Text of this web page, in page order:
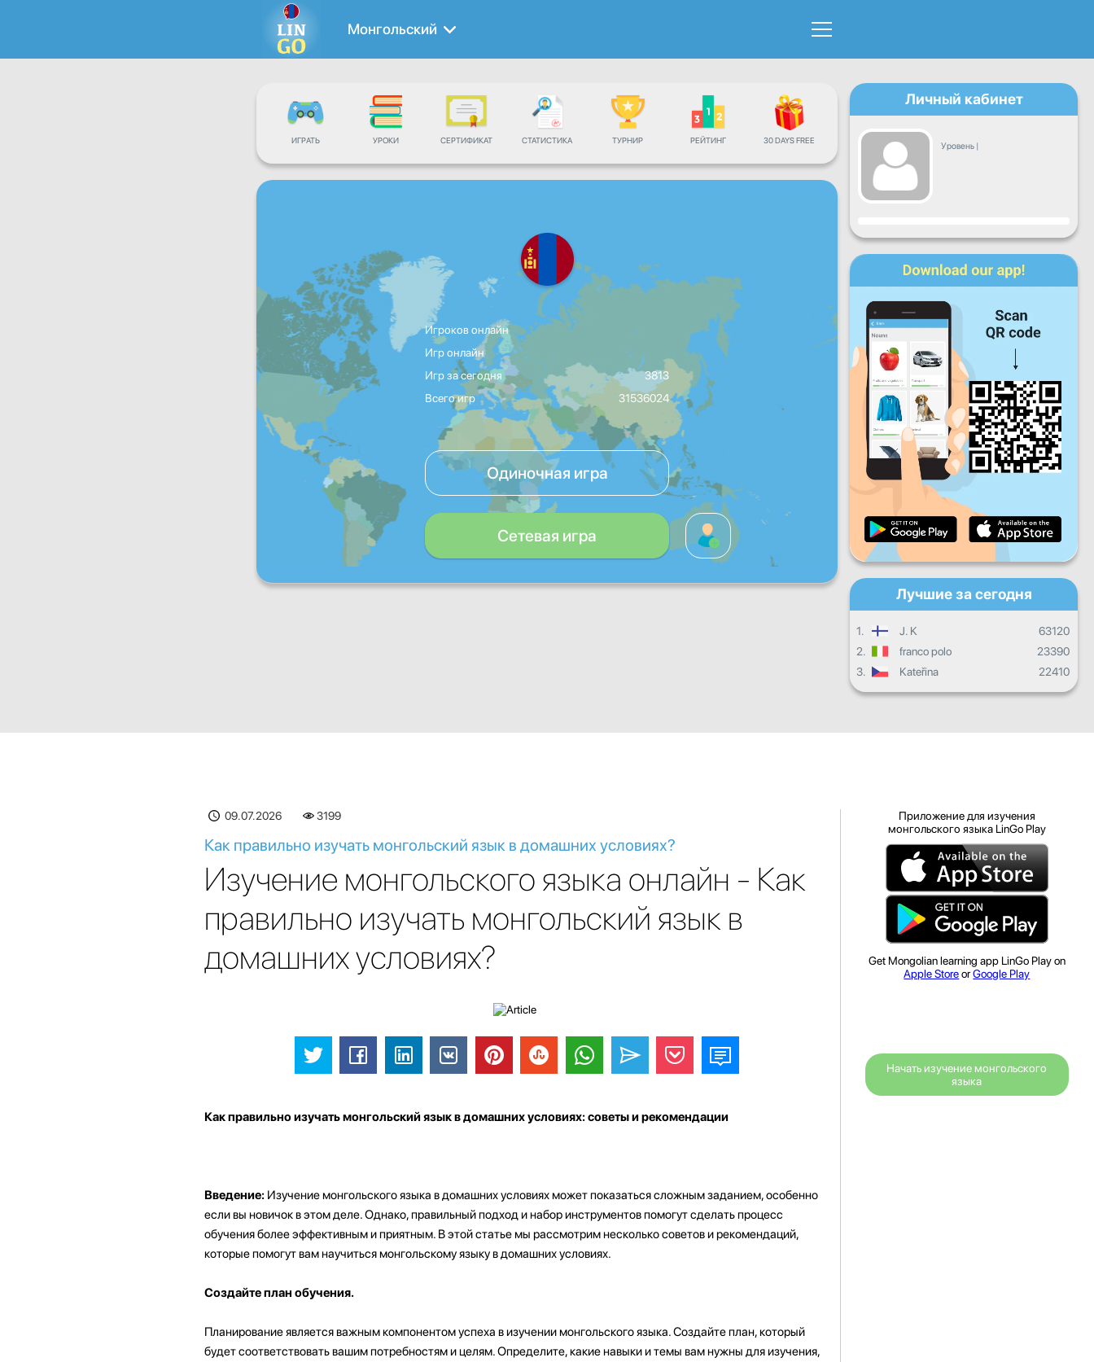
Монгольский
ИГРАТЬ УРОКИ СЕРТИФИКАТ СТАТИСТИКА ТУРНИР РЕЙТИНГ 30 DAYS FREE
Игроков онлайн
Игр онлайн
Игр за сегодня
3813
Всего игр
31536024
Одиночная игра
Сетевая игра
Личный кабинет
Уровень |
Прогресс
Пн Ср Чт
Сб Вс
Ежедневный прогресс
Ежемесячный прогресс
Общий прогресс
Лучшие за сегодня
1. J. K
63120
2.
franco polo
23390
3.
Kateřina 22410
09.07.2026 3199
Как правильно изучать монгольский язык в домашних условиях?
Изучение монгольского языка онлайн - Как
правильно изучать монгольский язык в
домашних условиях?
Как правильно изучать монгольский язык в домашних условиях: советы и рекомендации
Введение:Изучение монгольского языка в домашних условиях может показаться сложным заданием, особенно
если вы новичок в этом деле. Однако, правильный подход и набор инструментов помогут сделать процесс
обучения более эффективным и приятным. В этой статье мы рассмотрим несколько советов и рекомендаций,
которые помогут вам научиться монгольскому языку в домашних условиях.
Создайте план обучения.
Планирование является важным компонентом успеха в изучении монгольского языка. Создайте план, который
будет соответствовать вашим потребностям и целям. Определите, какие навыки и темы вам нужны для изучения,
Приложение для изучения
монгольского языка LinGo Play
Get Mongolian learning app LinGo Play on
Apple StoreorGoogle Play
Начать изучение монгольского
языка